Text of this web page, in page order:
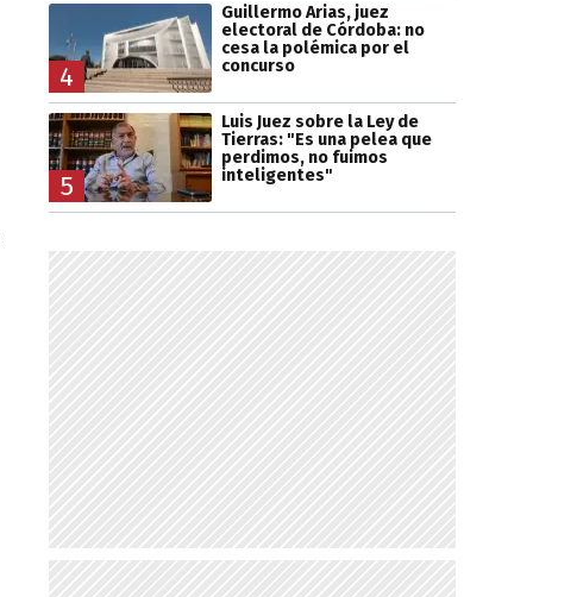
4
Guillermo Arias, juez
electoral de Córdoba: no
cesa la polémica por el
concurso
5
Luis Juez sobre la Ley de
Tierras: "Es una pelea que
perdimos, no fuimos
inteligentes"